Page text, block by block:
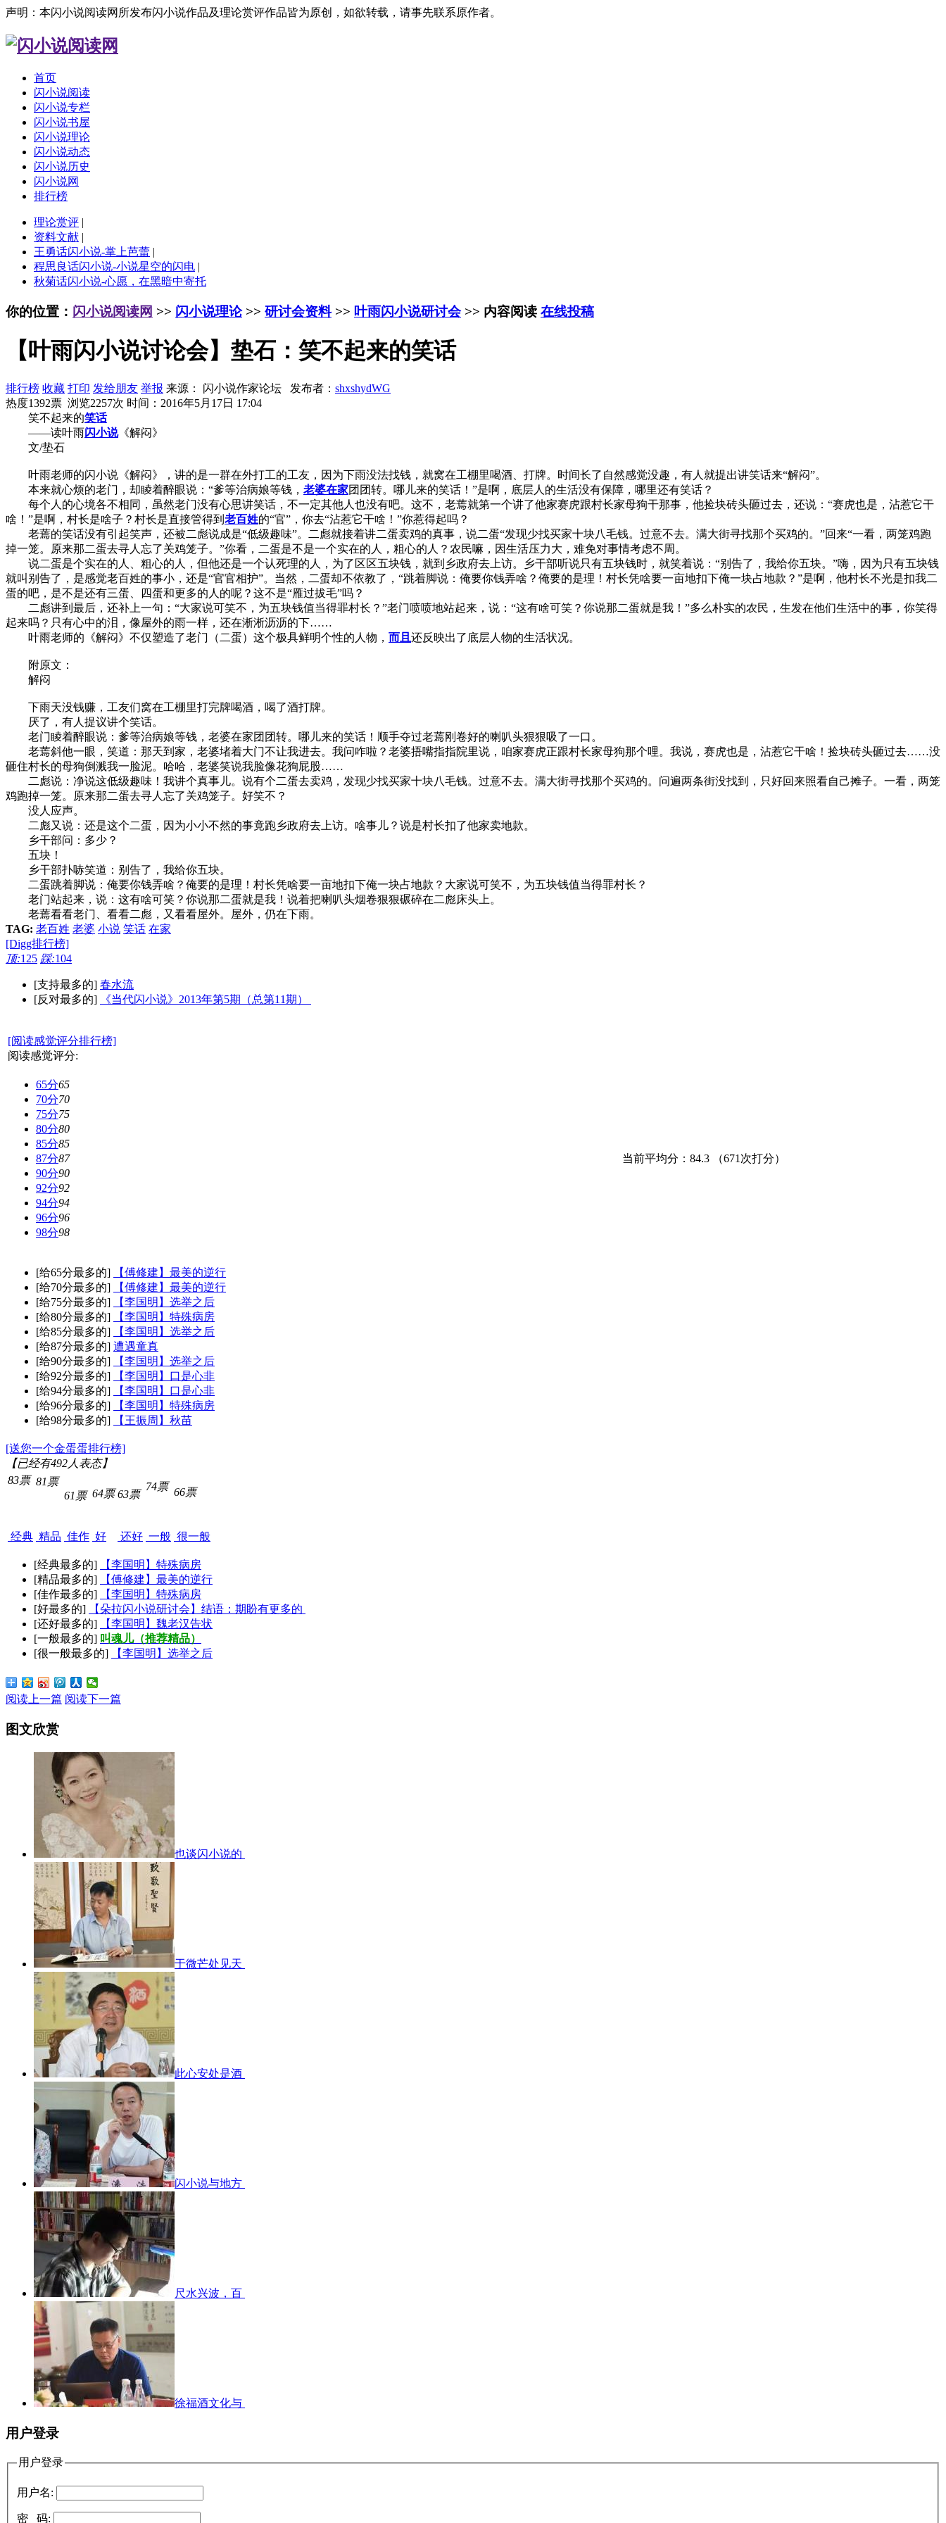
声明：本闪小说阅读网所发布闪小说作品及理论赏评作品皆为原创，如欲转载，请事先联系原作者。
首页
闪小说阅读
闪小说专栏
闪小说书屋
闪小说理论
闪小说动态
闪小说历史
闪小说网
排行榜
理论赏评 |
资料文献 |
王勇话闪小说-掌上芭蕾 |
程思良话闪小说-小说星空的闪电 |
秋菊话闪小说-心愿，在黑暗中寄托
你的位置： 闪小说阅读网 >> 闪小说理论>> 研讨会资料>> 叶雨闪小说研讨会>> 内容阅读 在线投稿
【叶雨闪小说讨论会】垫石：笑不起来的笑话
排行榜 收藏 打印 发给朋友 举报 来源： 闪小说作家论坛 发布者： shxshydWG
热度1392票 浏览2257次 时间：2016年5月17日 17:04
笑不起来的笑话
——读叶雨闪小说《解闷》
文/垫石
叶雨老师的闪小说《解闷》，讲的是一群在外打工的工友，因为下雨没法找钱，就窝在工棚里喝酒、打牌。时间长了自然感觉没趣，有人就提出讲笑话来“解闷”。
本来就心烦的老门，却睖着醉眼说：“爹等治病娘等钱， 老婆在家团团转。哪儿来的笑话！”是啊，底层人的生活没有保障，哪里还有笑话？
每个人的心境各不相同，虽然老门没有心思讲笑话，不一定其他人也没有吧。这不，老蔫就第一个讲了他家赛虎跟村长家母狗干那事，他捡块砖头砸过去，还说：“赛虎也是，沾惹它干
啥！”是啊，村长是啥子？村长是直接管得到 老百姓的“官”，你去“沾惹它干啥！”你惹得起吗？
老蔫的笑话没有引起笑声，还被二彪说成是“低级趣味”。二彪就接着讲二蛋卖鸡的真事，说二蛋“发现少找买家十块八毛钱。过意不去。满大街寻找那个买鸡的。”回来“一看，两笼鸡跑
掉一笼。原来那二蛋去寻人忘了关鸡笼子。”你看，二蛋是不是一个实在的人，粗心的人？农民嘛，因生活压力大，难免对事情考虑不周。
说二蛋是个实在的人、粗心的人，但他还是一个认死理的人，为了区区五块钱，就到乡政府去上访。乡干部听说只有五块钱时，就笑着说：“别告了，我给你五块。”嗨，因为只有五块钱
就叫别告了，是感觉老百姓的事小，还是“官官相护”。当然，二蛋却不依教了，“跳着脚说：俺要你钱弄啥？俺要的是理！村长凭啥要一亩地扣下俺一块占地款？”是啊，他村长不光是扣我二
蛋的吧，是不是还有三蛋、四蛋和更多的人的呢？这不是“雁过拔毛”吗？
二彪讲到最后，还补上一句：“大家说可笑不，为五块钱值当得罪村长？”老门喷喷地站起来，说：“这有啥可笑？你说那二蛋就是我！”多么朴实的农民，生发在他们生活中的事，你笑得
起来吗？只有心中的泪，像屋外的雨一样，还在淅淅沥沥的下……
叶雨老师的《解闷》不仅塑造了老门（二蛋）这个极具鲜明个性的人物， 而且还反映出了底层人物的生活状况。
附原文：
解闷
下雨天没钱赚，工友们窝在工棚里打完牌喝酒，喝了酒打牌。
厌了，有人提议讲个笑话。
老门睖着醉眼说：爹等治病娘等钱，老婆在家团团转。哪儿来的笑话！顺手夺过老蔫刚卷好的喇叭头狠狠吸了一口。
老蔫斜他一眼，笑道：那天到家，老婆堵着大门不让我进去。我问咋啦？老婆捂嘴指指院里说，咱家赛虎正跟村长家母狗那个哩。我说，赛虎也是，沾惹它干啥！捡块砖头砸过去……没
砸住村长的母狗倒溅我一脸泥。哈哈，老婆笑说我脸像花狗屁股……
二彪说：净说这低级趣味！我讲个真事儿。说有个二蛋去卖鸡，发现少找买家十块八毛钱。过意不去。满大街寻找那个买鸡的。问遍两条街没找到，只好回来照看自己摊子。一看，两笼
鸡跑掉一笼。原来那二蛋去寻人忘了关鸡笼子。好笑不？
没人应声。
二彪又说：还是这个二蛋，因为小小不然的事竟跑乡政府去上访。啥事儿？说是村长扣了他家卖地款。
乡干部问：多少？
五块！
乡干部扑哧笑道：别告了，我给你五块。
二蛋跳着脚说：俺要你钱弄啥？俺要的是理！村长凭啥要一亩地扣下俺一块占地款？大家说可笑不，为五块钱值当得罪村长？
老门站起来，说：这有啥可笑？你说那二蛋就是我！说着把喇叭头烟卷狠狠碾碎在二彪床头上。
老蔫看看老门、看看二彪，又看看屋外。屋外，仍在下雨。
TAG: 老百姓 老婆 小说 笑话 在家
[Digg排行榜]
顶:125 踩:104
[支持最多的] 春水流
[反对最多的]
《当代闪小说》2013年第5期（总第11期）
[阅读感觉评分排行榜]
阅读感觉评分:
65分65
70分70
75分75
80分80
85分85
87分87
90分90
92分92
94分94
96分96
98分98
当前平均分： 84.3 （671次打分）
[给65分最多的]
【傅修建】最美的逆行
[给70分最多的]
【傅修建】最美的逆行
[给75分最多的]
【李国明】选举之后
[给80分最多的]
【李国明】特殊病房
[给85分最多的]
【李国明】选举之后
[给87分最多的] 遭遇童真
[给90分最多的]
【李国明】选举之后
[给92分最多的]
【李国明】口是心非
[给94分最多的]
【李国明】口是心非
[给96分最多的]
【李国明】特殊病房
[给98分最多的]
【王振周】秋苗
[送您一个金蛋蛋排行榜]
【已经有492人表态】
83票
经典
81票
精品
61票
佳作
64票
好
63票
还好
74票
一般
66票
很一般
[经典最多的]
【李国明】特殊病房
[精品最多的]
【傅修建】最美的逆行
[佳作最多的]
【李国明】特殊病房
[好最多的]
【朵拉闪小说研讨会】结语：期盼有更多的
[还好最多的]
【李国明】魏老汉告状
[一般最多的] 叫魂儿（推荐精品）
[很一般最多的]
【李国明】选举之后
阅读上一篇 阅读下一篇
图文欣赏
也谈闪小说的
于微芒处见天
此心安处是酒
闪小说与地方
尺水兴波，百
徐福酒文化与
用户登录
用户登录
用户名:
密 码: